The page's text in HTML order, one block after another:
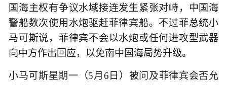
国海主权有争议水域接连发生紧张对峙，中国海
警船数次使用水炮驱赶菲律宾船。不过菲总统小
马可斯说，菲律宾不会以水炮或任何进攻型武器
向中方作出回应，以免南中国海局势升级。
小马可斯星期一（5月6日）被问及菲律宾会否允